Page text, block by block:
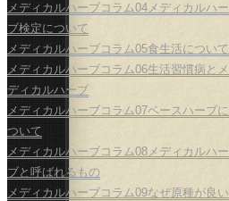
メディカルハーブコラム04メディカルハー
ブ検定について
メディカルハーブコラム05食生活について
メディカルハーブコラム06生活習慣病とメ
ディカルハーブ
メディカルハーブコラム07ベースハーブに
ついて
メディカルハーブコラム08メディカルハー
ブと呼ばれるもの
メディカルハーブコラム09なぜ原種が良い